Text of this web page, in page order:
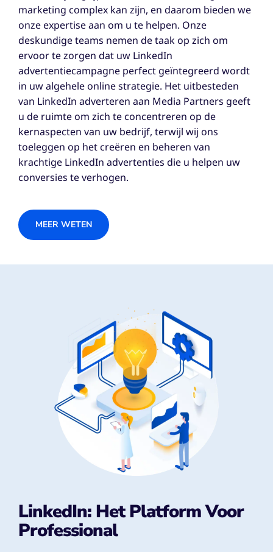
marketing complex kan zijn, en daarom bieden we
onze expertise aan om u te helpen. Onze
deskundige teams nemen de taak op zich om
ervoor te zorgen dat uw LinkedIn
advertentiecampagne perfect geïntegreerd wordt
in uw algehele online strategie. Het uitbesteden
van LinkedIn adverteren aan Media Partners geeft
u de ruimte om zich te concentreren op de
kernaspecten van uw bedrijf, terwijl wij ons
toeleggen op het creëren en beheren van
krachtige LinkedIn advertenties die u helpen uw
conversies te verhogen.
MEER WETEN
LinkedIn: Het Platform Voor
Professional